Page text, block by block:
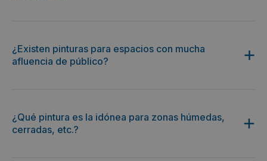
¿Existen pinturas para espacios con mucha
afluencia de público?
¿Qué pintura es la idónea para zonas húmedas,
cerradas, etc.?